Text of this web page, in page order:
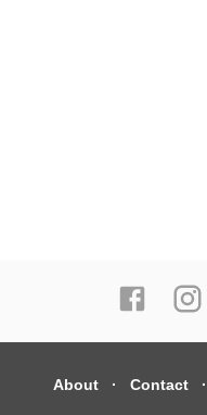
About Contact